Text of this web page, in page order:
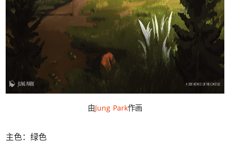
由Jung Park作画
主色：绿色